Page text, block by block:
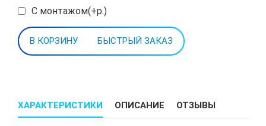
С монтажом(+р.)
БЫСТРЫЙ ЗАКАЗ
ХАРАКТЕРИСТИКИ ОПИСАНИЕ ОТЗЫВЫ